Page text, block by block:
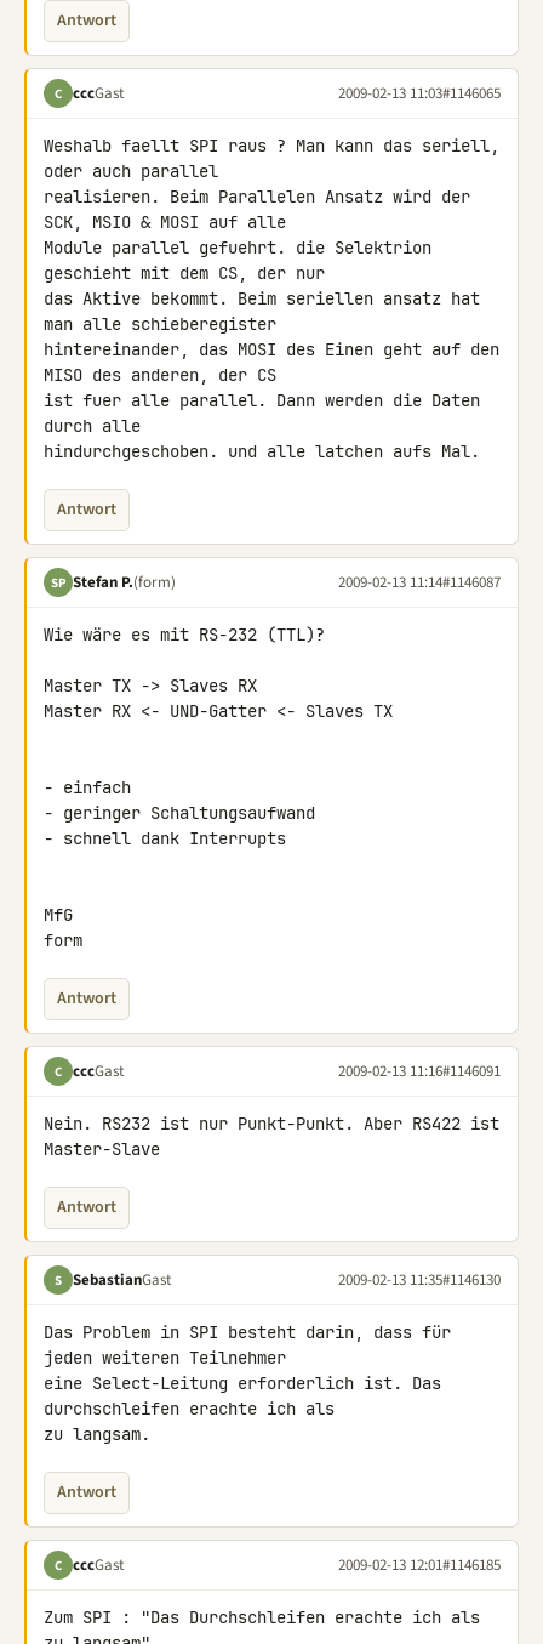
Antwort
C cccGast 2009-02-13 11:03#1146065
Weshalb faellt SPI raus ? Man kann das seriell,
oder auch parallel
realisieren. Beim Parallelen Ansatz wird der
SCK, MSIO & MOSI auf alle
Module parallel gefuehrt. die Selektrion
geschieht mit dem CS, der nur
das Aktive bekommt. Beim seriellen ansatz hat
man alle schieberegister
hintereinander, das MOSI des Einen geht auf den
MISO des anderen, der CS
ist fuer alle parallel. Dann werden die Daten
durch alle
hindurchgeschoben. und alle latchen aufs Mal.
Antwort
SP Stefan P.(form) 2009-02-13 11:14#1146087
Wie wäre es mit RS-232 (TTL)?
Master TX -> Slaves RX
Master RX <- UND-Gatter <- Slaves TX
- einfach
- geringer Schaltungsaufwand
- schnell dank Interrupts
MfG
form
Antwort
C cccGast 2009-02-13 11:16#1146091
Nein. RS232 ist nur Punkt-Punkt. Aber RS422 ist
Master-Slave
Antwort
S SebastianGast 2009-02-13 11:35#1146130
Das Problem in SPI besteht darin, dass für
jeden weiteren Teilnehmer
eine Select-Leitung erforderlich ist. Das
durchschleifen erachte ich als
zu langsam.
Antwort
C cccGast 2009-02-13 12:01#1146185
Zum SPI : "Das Durchschleifen erachte ich als